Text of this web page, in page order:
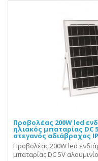
Προβολέας 200W led
ηλιακός μπαταρίας DC
στεγανός αδιάβροχος
Προβολέας 200W led
μπαταρίας DC 5V